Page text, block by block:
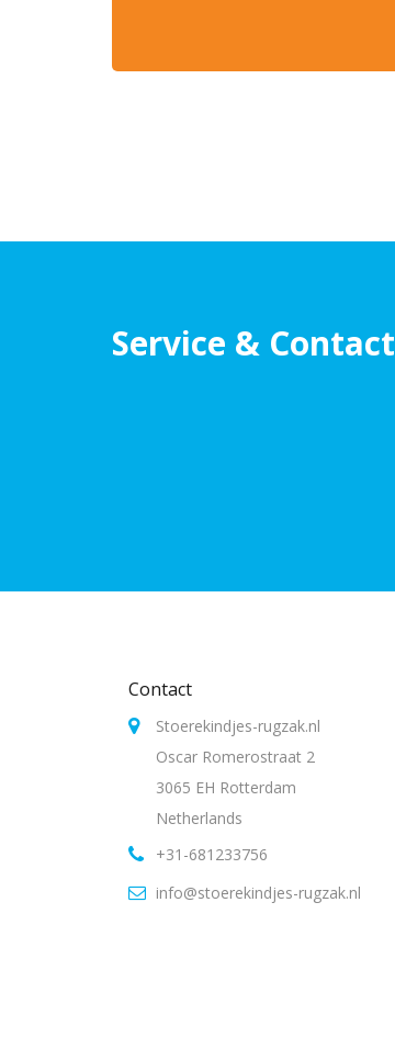
Service & Contact
Contact
Stoerekindjes-rugzak.nl
Oscar Romerostraat 2
3065 EH Rotterdam
Netherlands
+31-681233756
info@stoerekindjes-rugzak.nl